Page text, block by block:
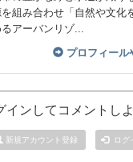
組み合わせ「自然や文化
アーバンリゾ...
プロフィール
インしてコメントしよ
新規アカウント登録 ログ